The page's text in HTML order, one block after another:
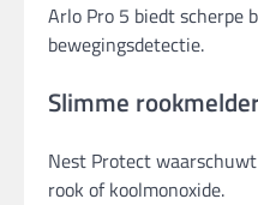
Arlo Pro 5 biedt scherpe
bewegingsdetectie.
Slimme
Nest Protect
rook of koolmonoxide.